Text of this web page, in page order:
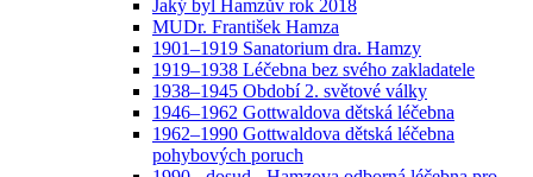
Jaký byl Hamzův rok 2018
MUDr. František Hamza
1901–1919 Sanatorium dra. Hamzy
1919–1938 Léčebna bez svého zakladatele
1938–1945 Období 2. světové války
1946–1962 Gottwaldova dětská léčebna
1962–1990 Gottwaldova dětská léčebna
pohybových poruch